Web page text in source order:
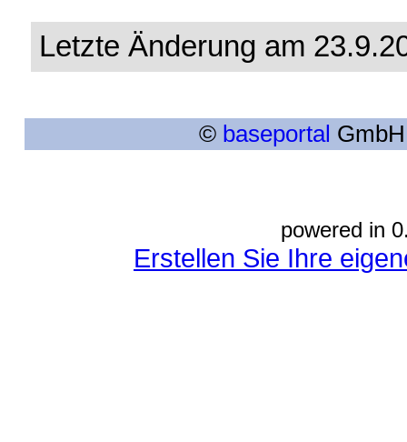
Letzte Änderung am
© baseportal
powered in
Erstellen Sie Ihre